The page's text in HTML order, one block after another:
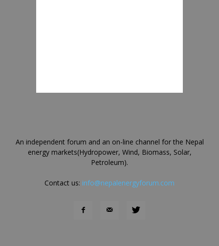
An independent forum and an on-line channel for the Nepal
energy markets(Hydropower, Wind, Biomass, Solar,
Petroleum).
Contact us: info@nepalenergyforum.com